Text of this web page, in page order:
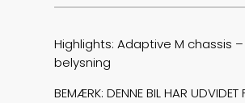
Highlights: Adaptive M chassis
belysning
BEMÆRK: DENNE BIL HAR